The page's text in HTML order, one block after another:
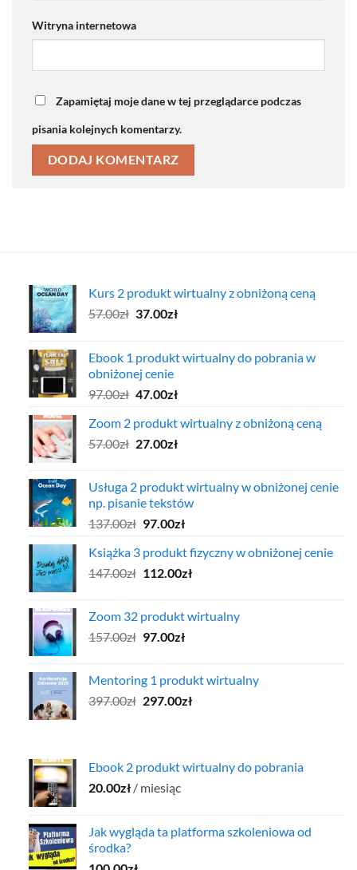
Witryna internetowa
Zapamiętaj moje dane w tej przeglądarce podczas
pisania kolejnych komentarzy.
Kurs 2 produkt wirtualny z obniżoną ceną
57.00zł Pierwotna
57.00zł.
37.00złAktualna
37.00zł.
Ebook 1 produkt wirtualny do pobrania w
obniżonej cenie
97.00zł Pierwotna
wynosiła:
97.00zł.
47.00złAktualna
wynosi:
47.00zł.
Zoom 2 produkt wirtualny z obniżoną ceną
57.00zł Pierwotna
57.00zł.
27.00złAktualna
27.00zł.
Usługa 2 produkt wirtualny w obniżonej cenie
np. pisanie tekstów
137.00zł Pierwotna
wynosiła:
137.00zł.
97.00złAktualna
wynosi:
97.00zł.
Książka 3 produkt fizyczny w obniżonej cenie
147.00zł Pierwotna
147.00zł.
112.00złAktualna
112.00zł.
Zoom 32 produkt wirtualny
157.00zł Pierwotna
157.00zł.
97.00złAktualna
97.00zł.
Mentoring 1 produkt wirtualny
397.00zł Pierwotna
297.00złAktualna
Ebook 2 produkt wirtualny do pobrania
20.00zł / miesiąc
Jak wygląda ta platforma szkoleniowa od
środka?